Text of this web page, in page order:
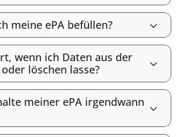
meine ePA befüllen?
wenn ich Daten aus der
löschen lasse?
meiner ePA irgendwann